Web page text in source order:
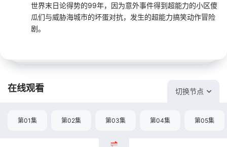
世界末日论得势的99年，因为意外事件得到超能力的小区傻
瓜们与威胁海城市的坏蛋对抗，发生的超能力搞笑动作冒险
剧。
在线观看 切换节点
第01集 第02集 第03集 第04集 第05集